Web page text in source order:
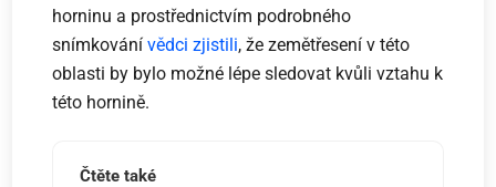
horninu a prostřednictvím podrobného
snímkovánívědci zjistili, že zemětřesení v této
oblasti by bylo možné lépe sledovat kvůli vztahu k
této hornině.
Čtěte také